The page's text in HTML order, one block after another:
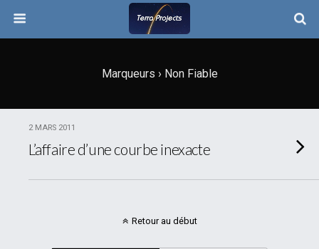
Marqueurs › Non Fiable
2 MARS 2011
L’affaire d’une courbe inexacte
Retour au début